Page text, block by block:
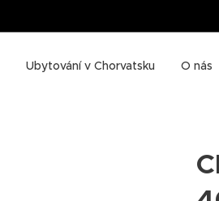
Ubytování v Chorvatsku O nás